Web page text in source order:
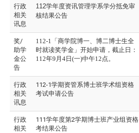
行政
相关
讯息
112学年度资讯管理学系学分抵免审
核结果公告
奖/
助学
金公
告
112-1 「商学院博一、博二博士生全
时就读奖学金」开始申请，截止日：
112年9月4日(一)中午12点。
行政
相关
讯息
112-1学期资管系博士班学术组资格
考试申请公告
行政
相关
111学年度第2学期博士班产业组资格
考结果公告